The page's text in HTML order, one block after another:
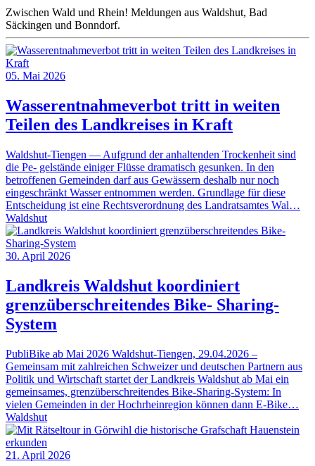
Zwischen Wald und Rhein! Meldungen aus Waldshut, Bad
Säckingen und Bonndorf.
05. Mai 2026
Wasserentnahmeverbot tritt in weiten
Teilen des Landkreises in Kraft
Waldshut-Tiengen — Aufgrund der anhaltenden Trockenheit sind
die Pe- gelstände einiger Flüsse dramatisch gesunken. In den
betroffenen Gemeinden darf aus Gewässern deshalb nur noch
eingeschränkt Wasser entnommen werden. Grundlage für diese
Entscheidung ist eine Rechtsverordnung des Landratsamtes Wal…
Waldshut
30. April 2026
Landkreis Waldshut koordiniert
grenzüberschreitendes Bike- Sharing-
System
PubliBike ab Mai 2026 Waldshut-Tiengen, 29.04.2026 –
Gemeinsam mit zahlreichen Schweizer und deutschen Partnern aus
Politik und Wirtschaft startet der Landkreis Waldshut ab Mai ein
gemeinsames, grenzüberschreitendes Bike-Sharing-System: In
vielen Gemeinden in der Hochrheinregion können dann E-Bike…
Waldshut
21. April 2026